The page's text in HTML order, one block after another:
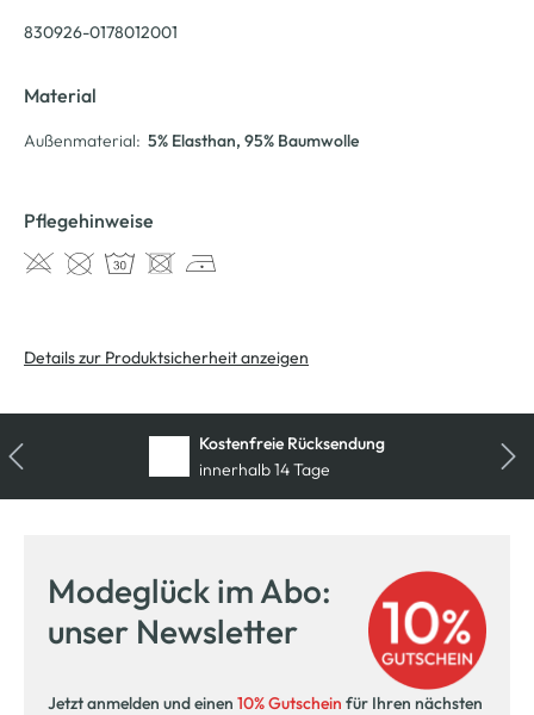
830926-0178012001
Material
Außenmaterial: 5% Elasthan, 95% Baumwolle
Pflegehinweise
Details zur Produktsicherheit anzeigen
Kostenfreie Rücksendung
innerhalb 14 Tage
Modeglück im Abo:
unser Newsletter
Jetzt anmelden und einen 10% Gutschein für Ihren nächsten